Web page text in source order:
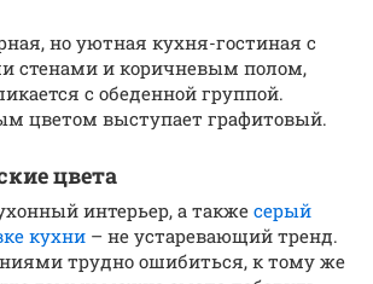
но уютная кухня-гостиная с
стенами и коричневым полом,
с обеденной группой.
цветом выступает графитовый.
цвета
интерьер, а также серый
кухни – не устаревающий тренд.
трудно ошибиться, к тому же